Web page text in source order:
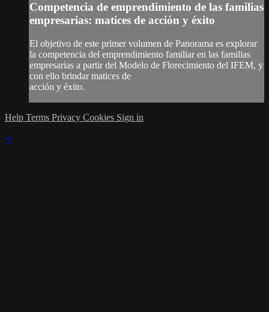
Competencia de emprendimiento de las familias
empresarias: matices de acción y éxito
El objetivo de este primer volumen de Panorama es explorar
la competencia del emprendimiento familiar en las familias
empresarias a partir del Modelo de Florecimiento del IFEM, y
con ello brindar matices de
acción y éxito.
Help Terms Privacy Cookies Sign in
×